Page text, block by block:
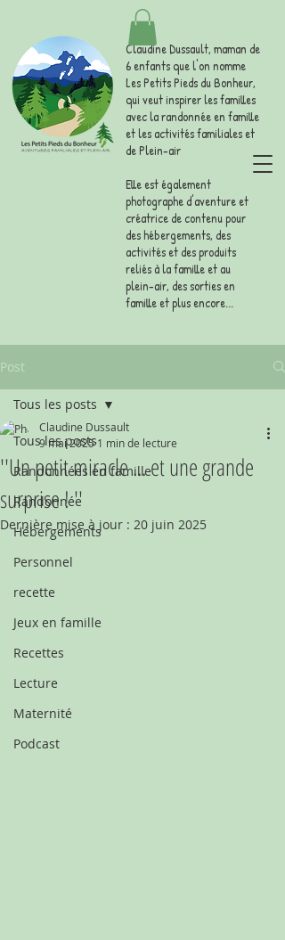
Claudine Dussault, maman de
6 enfants que l'on nomme
Les Petits Pieds du Bonheur,
qui veut inspirer les familles
avec la randonnée en famille
et les activités familiales et
de Plein-air
Elle est également
photographe d'aventure et
créatrice de contenu pour
des hébergements, des
activités et des produits
reliés à la famille et au
plein-air, des sorties en
famille et plus encore...
Post
Tous les posts
Randonnées en famille
Randonnée
Hébergements
Personnel
recette
Jeux en famille
Recettes
Lecture
Maternité
Podcast
Tous les posts
''Un petit miracle ... et une grande
surprise ! ''
Claudine Dussault
9 mai 2025 1 min de lecture
Dernière mise à jour : 20 juin 2025